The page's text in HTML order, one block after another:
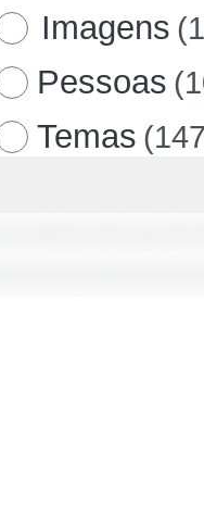
Imagens
Pessoas
Temas